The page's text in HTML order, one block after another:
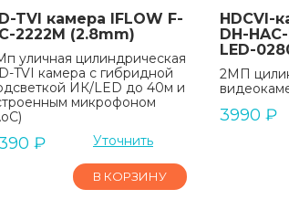
TVI камера IFLOW F-
2222M (2.8mm)
уличная цилиндрическая
TVI камера с гибридной
ИК/LED до 40м и
микрофоном
₽ Уточнить
В КОРЗИНУ
HDCVI-
DH-
LED-
2МП
3990 ₽